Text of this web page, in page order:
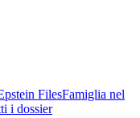
FilesFamiglia nel
i dossier